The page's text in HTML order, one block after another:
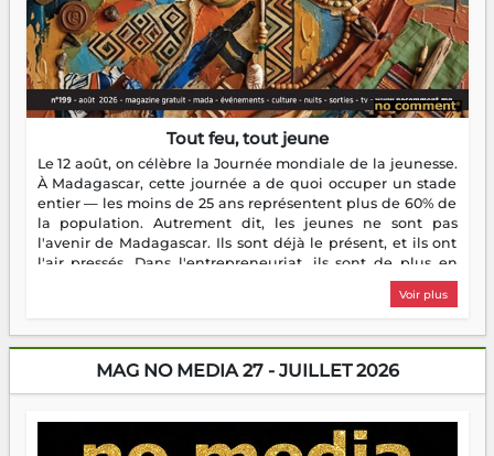
Tout feu, tout jeune
Le 12 août, on célèbre la Journée mondiale de la jeunesse.
À Madagascar, cette journée a de quoi occuper un stade
entier — les moins de 25 ans représentent plus de 60% de
la population. Autrement dit, les jeunes ne sont pas
l'avenir de Madagascar. Ils sont déjà le présent, et ils ont
l'air pressés. Dans l'entrepreneuriat, ils sont de plus en
plus nombreux à se lancer, à créer, à risquer — souvent
sans filet, souvent sans aide, mais toujours avec cette
encore meilleures. Aina Rasamoelina vient de décrocher le
Prix RFI Instrumental Afrique. Miangaly Elia rafle le Prix
jeunes qui tiennent la torche. Alors oui, on pourrait
s'arrêter là, applaudir et rentrer chez soi satisfait. Mais ce
Voir plus
MAG NO MEDIA 27 - JUILLET 2026